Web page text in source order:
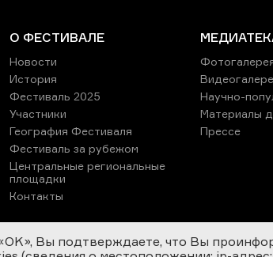
О ФЕСТИВАЛЕ
Новости
История
Фестиваль 2025
Участники
География Фестиваля
Фестиваль за рубежом
Центральные региональные
площадки
Контакты
Научно-
Материалы
Прессе
Вы подтверждаете, что Вы